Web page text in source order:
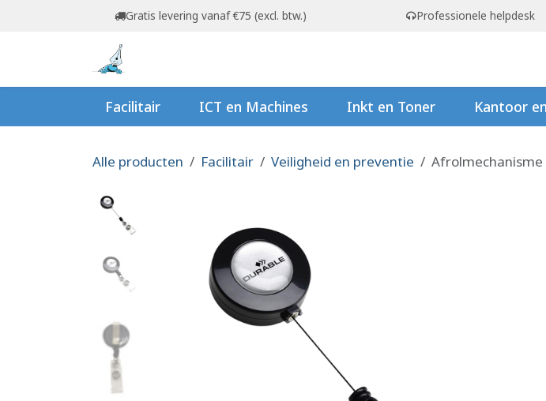
Overslaan naar inhoudGratis levering vanaf €75 (excl. btw.) Professionele helpdesk
Facilitair ICT en Machines Inkt en Toner Kantoor
Alle producten Facilitair Veiligheid en preventie